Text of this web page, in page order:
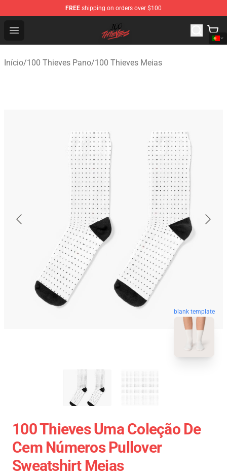
FREE shipping on orders over $100
Open menu
100 Thieves Shop - Official 100 Thieves Merchandise
Início/100 Thieves Pano/100 Thieves Meias
blank template
100 Thieves Uma Coleção De
Cem Números Pullover
Sweatshirt Meias